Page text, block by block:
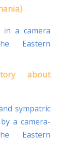
in a camera
Eastern
about
sympatric
a camera-
Eastern